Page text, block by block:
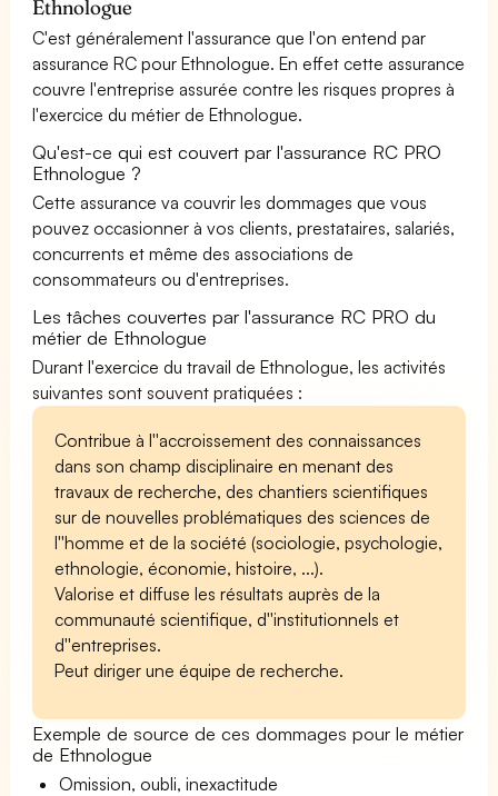
Ethnologue
C'est généralement l'assurance que l'on entend par
assurance RC pour Ethnologue. En effet cette assurance
couvre l'entreprise assurée contre les risques propres à
l'exercice du métier de Ethnologue.
Qu'est-ce qui est couvert par l'assurance RC PRO
Ethnologue ?
Cette assurance va couvrir les dommages que vous
pouvez occasionner à vos clients, prestataires, salariés,
concurrents et même des associations de
consommateurs ou d'entreprises.
Les tâches couvertes par l'assurance RC PRO du
métier de Ethnologue
Durant l'exercice du travail de Ethnologue, les activités
suivantes sont souvent pratiquées :
Contribue à l''accroissement des connaissances
dans son champ disciplinaire en menant des
travaux de recherche, des chantiers scientifiques
sur de nouvelles problématiques des sciences de
l''homme et de la société (sociologie, psychologie,
ethnologie, économie, histoire, ...).
Valorise et diffuse les résultats auprès de la
communauté scientifique, d''institutionnels et
d''entreprises.
Peut diriger une équipe de recherche.
Exemple de source de ces dommages pour le métier
de Ethnologue
Omission, oubli, inexactitude